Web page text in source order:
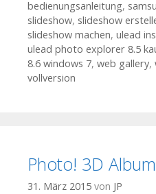
bedienungsanleitung,
slideshow, slideshow
slideshow machen, ulead
ulead photo explorer 8.5
8.6 windows 7, web gallery,
vollversion
Photo! 3D Album
31. März 2015 von JP